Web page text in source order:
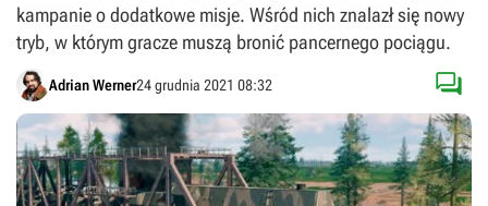
kampanie o dodatkowe misje. Wśród nich znalazł się nowy
tryb, w którym gracze muszą bronić pancernego pociągu.
Adrian Werner24 grudnia 2021 08:32 